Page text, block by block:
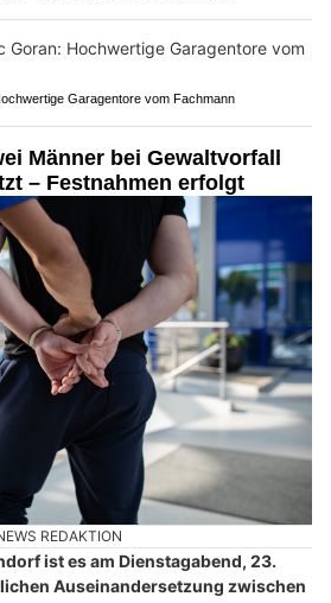
Garagentore vom Fachmann
Männer bei Gewaltvorfall
– Festnahmen erfolgt
REDAKTION
ist es am Dienstagabend, 23.
Auseinandersetzung zwischen